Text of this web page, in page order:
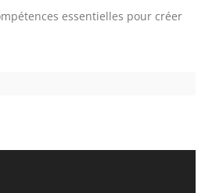
essentielles pour créer